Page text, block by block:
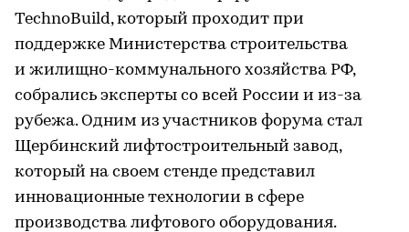
TechnoBuild, который проходит при
поддержке Министерства строительства
и жилищно-коммунального хозяйства РФ,
собрались эксперты со всей России и из-за
рубежа. Одним из участников форума стал
Щербинский лифтостроительный завод,
который на своем стенде представил
инновационные технологии в сфере
производства лифтового оборудования.